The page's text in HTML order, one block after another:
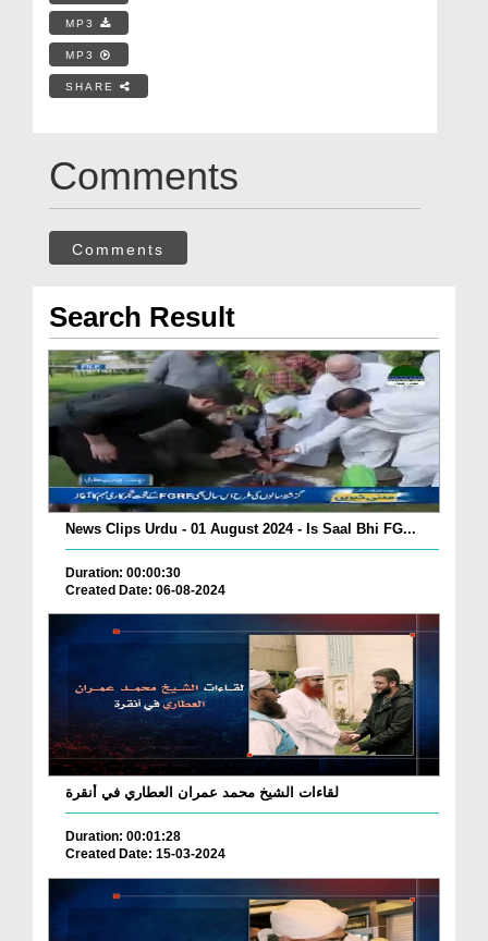
MP3
MP3
SHARE
Comments
Comments
Search Result
News Clips Urdu - 01 August 2024 - Is Saal Bhi FG...
Duration: 00:00:30
Created Date: 06-08-2024
لقاءات الشيخ محمد عمران العطاري في أنقرة
Duration: 00:01:28
Created Date: 15-03-2024